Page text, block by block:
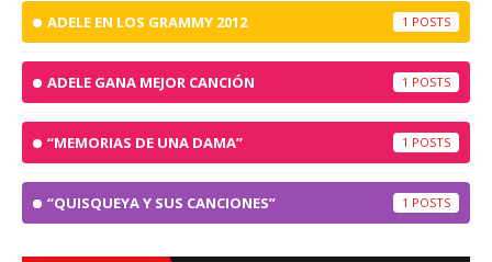
ADELE EN LOS GRAMMY 2012 1
ADELE GANA MEJOR CANCIÓN 1
“MEMORIAS DE UNA DAMA” 1
“QUISQUEYA Y SUS CANCIONES” 1